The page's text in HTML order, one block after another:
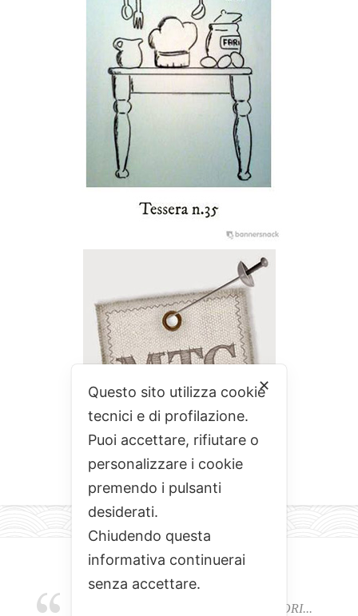
EMOZIONI, COLORI, ODORI E SAPORI...
✕
Questo sito utilizza cookie
tecnici e di profilazione.
Puoi accettare, rifiutare o
personalizzare i cookie
premendo i pulsanti
desiderati.
Chiudendo questa
informativa continuerai
senza accettare.